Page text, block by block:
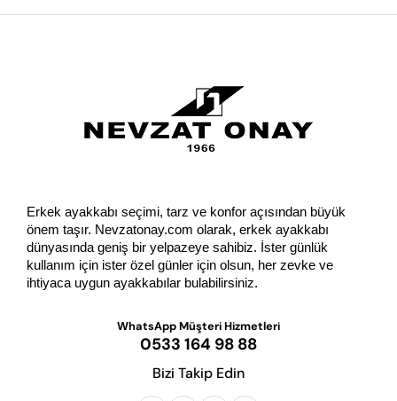
Erkek ayakkabı seçimi, tarz ve konfor açısından büyük
önem taşır. Nevzatonay.com olarak, erkek ayakkabı
dünyasında geniş bir yelpazeye sahibiz. İster günlük
kullanım için ister özel günler için olsun, her zevke ve
ihtiyaca uygun ayakkabılar bulabilirsiniz.
WhatsApp Müşteri Hizmetleri
0533 164 98 88
Bizi Takip Edin